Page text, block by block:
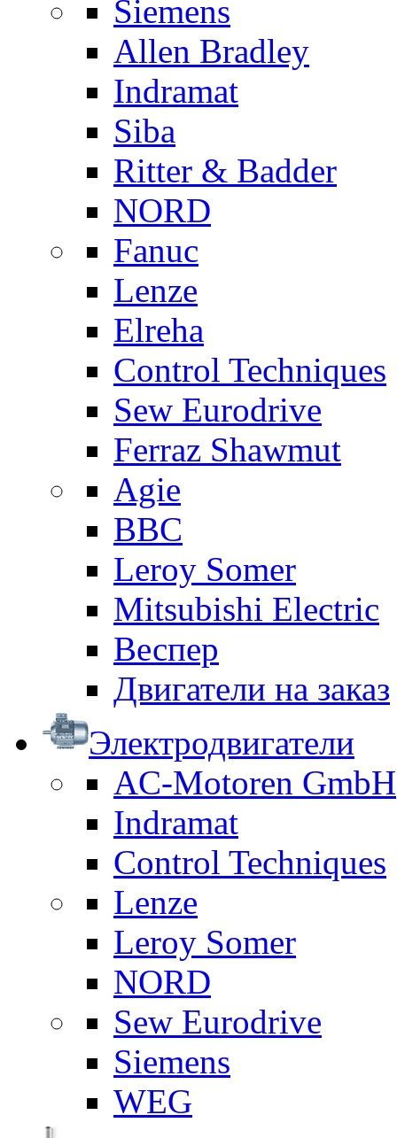
Siemens
Allen Bradley
Indramat
Siba
Ritter & Badder
NORD
Fanuc
Lenze
Elreha
Control Techniques
Sew Eurodrive
Ferraz Shawmut
Agie
BBC
Leroy Somer
Mitsubishi Electric
Веспер
Двигатели на заказ
Электродвигатели
AC-Motoren GmbH
Indramat
Control Techniques
Lenze
Leroy Somer
NORD
Sew Eurodrive
Siemens
WEG